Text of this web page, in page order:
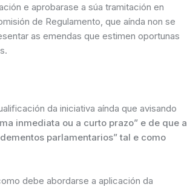
e aprobarase a súa tramitación en
de Regulamento, que aínda non se
as emendas que estimen oportunas
da iniciativa aínda que avisando
inmediata ou a curto prazo” e de que a
parlamentarios” tal e como
debe abordarse a aplicación da